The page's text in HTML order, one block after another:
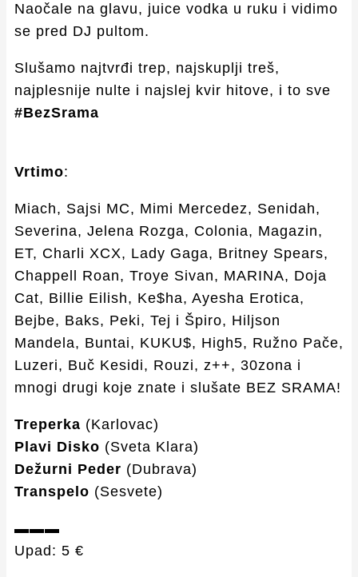
Naočale na glavu, juice vodka u ruku i vidimo
se pred DJ pultom.
Slušamo najtvrđi trep, najskuplji treš,
najplesnije nulte i najslej kvir hitove, i to sve
#BezSrama
Vrtimo:
Miach, Sajsi MC, Mimi Mercedez, Senidah,
Severina, Jelena Rozga, Colonia, Magazin,
ET, Charli XCX, Lady Gaga, Britney Spears,
Chappell Roan, Troye Sivan, MARINA, Doja
Cat, Billie Eilish, Ke$ha, Ayesha Erotica,
Bejbe, Baks, Peki, Tej i Špiro, Hiljson
Mandela, Buntai, KUKU$, High5, Ružno Pače,
Luzeri, Buč Kesidi, Rouzi, z++, 30zona i
mnogi drugi koje znate i slušate BEZ SRAMA!
Treperka (Karlovac)
Plavi Disko (Sveta Klara)
Dežurni Peder (Dubrava)
Transpelo (Sesvete)
▬▬▬
Upad: 5 €